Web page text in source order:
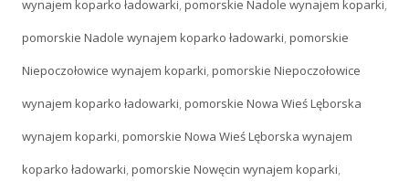
wynajem koparko ładowarki,pomorskie Nadole wynajem koparki,
pomorskie Nadole wynajem koparko ładowarki,pomorskie
Niepoczołowice wynajem koparki,pomorskie Niepoczołowice
wynajem koparko ładowarki,pomorskie Nowa Wieś Lęborska
wynajem koparki,pomorskie Nowa Wieś Lęborska wynajem
koparko ładowarki,pomorskie Nowęcin wynajem koparki,